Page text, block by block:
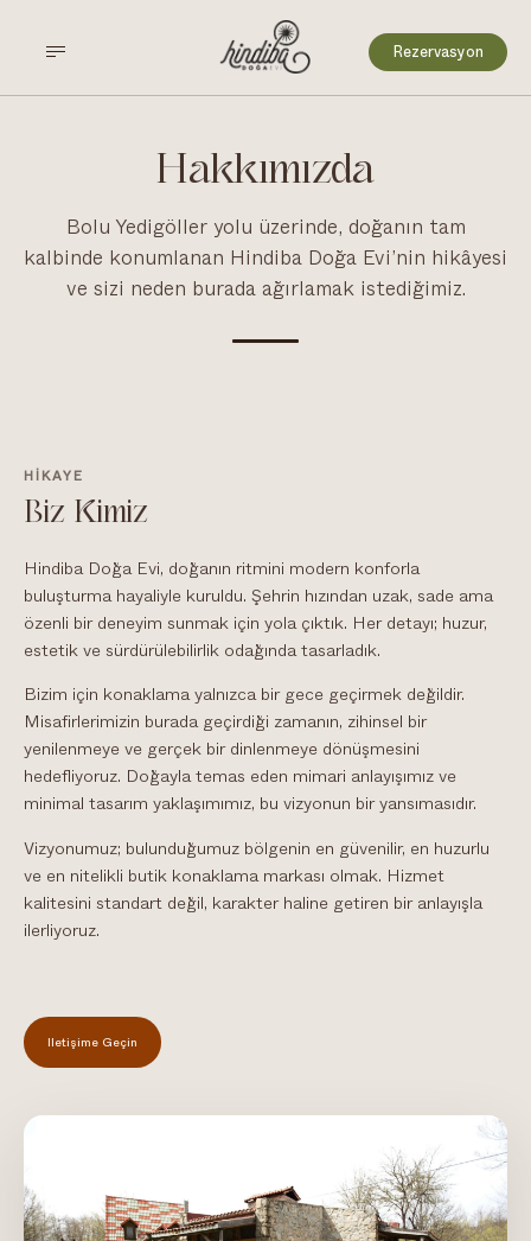
Rezervasyon
Hakkımızda
Bolu Yedigöller yolu üzerinde, doğanın tam
kalbinde konumlanan Hindiba Doğa Evi’nin hikâyesi
ve sizi neden burada ağırlamak istediğimiz.
HIKAYE
Biz Kimiz
Hindiba Doğa Evi, doğanın ritmini modern konforla
buluşturma hayaliyle kuruldu. Şehrin hızından uzak, sade ama
özenli bir deneyim sunmak için yola çıktık. Her detayı; huzur,
estetik ve sürdürülebilirlik odağında tasarladık.
Bizim için konaklama yalnızca bir gece geçirmek değildir.
Misafirlerimizin burada geçirdiği zamanın, zihinsel bir
yenilenmeye ve gerçek bir dinlenmeye dönüşmesini
hedefliyoruz. Doğayla temas eden mimari anlayışımız ve
minimal tasarım yaklaşımımız, bu vizyonun bir yansımasıdır.
Vizyonumuz; bulunduğumuz bölgenin en güvenilir, en huzurlu
ve en nitelikli butik konaklama markası olmak. Hizmet
kalitesini standart değil, karakter haline getiren bir anlayışla
ilerliyoruz.
İletişime Geçin